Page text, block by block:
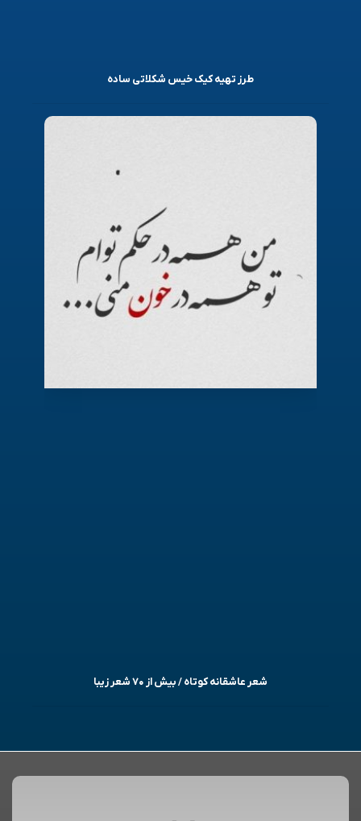
طرز تهیه کیک خیس شکلاتی ساده
شعر عاشقانه کوتاه / بیش از ۷۰ شعر زیبا